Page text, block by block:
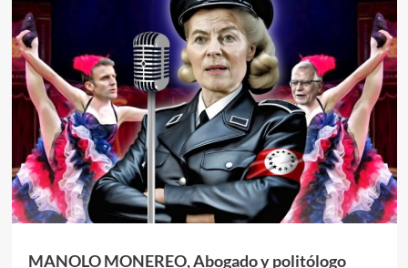
MANOLO MONEREO, Abogado y politólogo